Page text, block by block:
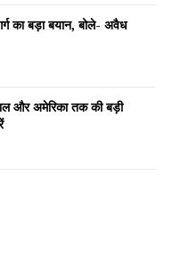
on AIN
का बड़ा बयान, बोले- अवैध
और अमेरिका तक की बड़ी